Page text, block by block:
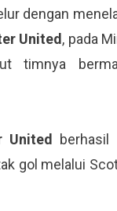
dengan
United, pada
timnya
United
gol melalui